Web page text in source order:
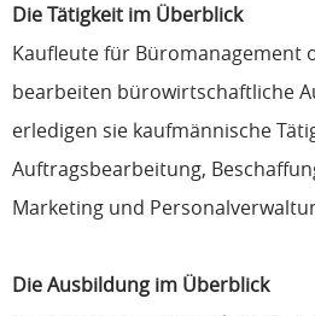
Die Tätigkeit im Überblick
Kaufleute für Büromanagement
bearbeiten bürowirtschaftliche
erledigen sie kaufmännische
Auftragsbearbeitung,
Marketing und
Die Ausbildung im Überblick